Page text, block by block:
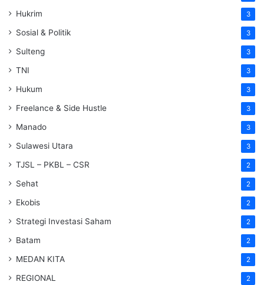
Hukrim 3
Sosial & Politik 3
Sulteng 3
TNI 3
Hukum 3
Freelance & Side Hustle 3
Manado 3
Sulawesi Utara 3
TJSL – PKBL – CSR 2
Sehat 2
Ekobis 2
Strategi Investasi Saham 2
Batam 2
MEDAN KITA 2
REGIONAL 2